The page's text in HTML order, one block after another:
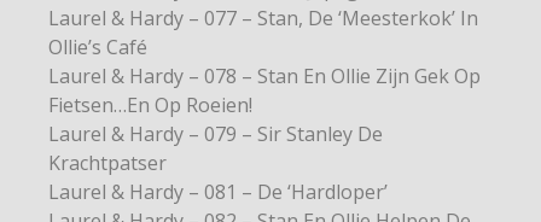
Laurel & Hardy – 077 – Stan, De ‘Meesterkok’ In
Ollie’s Café
Laurel & Hardy – 078 – Stan En Ollie Zijn Gek Op
Fietsen…En Op Roeien!
Laurel & Hardy – 079 – Sir Stanley De
Krachtpatser
Laurel & Hardy – 081 – De ‘Hardloper’